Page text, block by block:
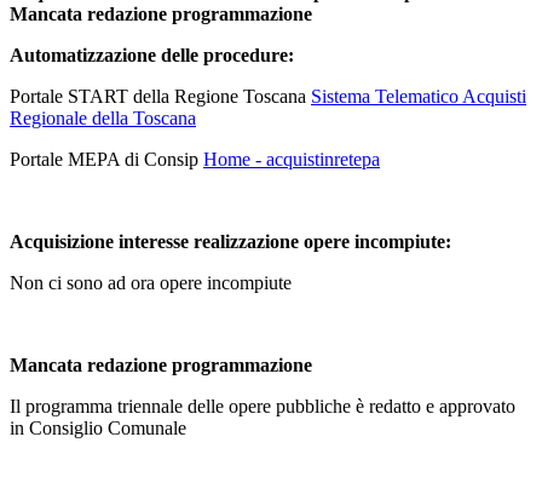
Mancata redazione programmazione
Automatizzazione delle procedure:
Portale START della Regione Toscana Sistema Telematico Acquisti
Regionale della Toscana
Portale MEPA di Consip Home - acquistinretepa
Acquisizione interesse realizzazione opere incompiute:
Non ci sono ad ora opere incompiute
Mancata redazione programmazione
Il programma triennale delle opere pubbliche è redatto e approvato
in Consiglio Comunale